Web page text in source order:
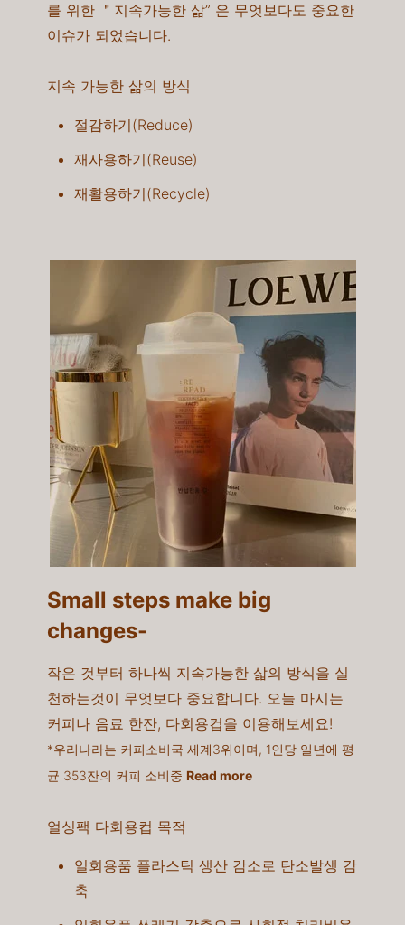
를 위한 ＂지속가능한 삶” 은 무엇보다도 중요한
이슈가 되었습니다.
지속 가능한 삶의 방식
절감하기(Reduce)
재사용하기(Reuse)​
재활용하기(Recycle)
Small steps make big
changes-​
작은 것부터 하나씩 지속가능한 삷의 방식을 실
천하는것이 무엇보다 중요합니다. 오늘 마시는
커피나 음료 한잔, 다회용컵을 이용해보세요!​
*우리나라는 커피소비국 세계3위이며, 1인당 일년에 평
균 353잔의 커피 소비중 Read more
얼싱팩 다회용컵 목적
일회용품 플라스틱 생산 감소로 탄소발생 감
축​